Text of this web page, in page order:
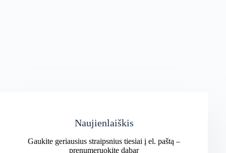
Naujienlaiškis
Gaukite geriausius straipsnius tiesiai į el. paštą –
prenumeruokite dabar